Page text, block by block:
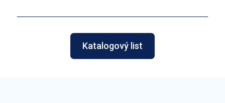
Katalogový list